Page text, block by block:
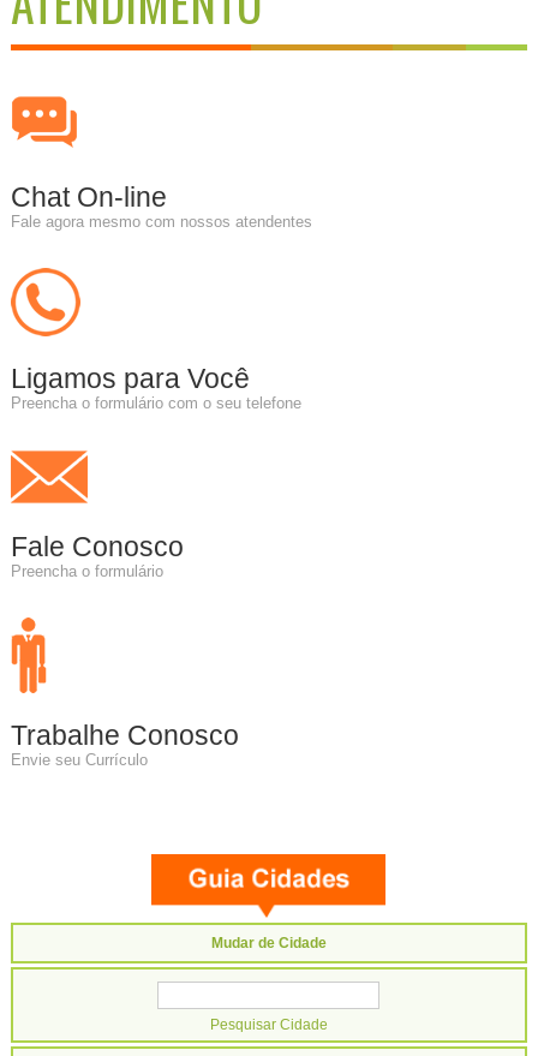
Chat On-line
Fale agora mesmo com nossos atendentes
Ligamos para Você
Preencha o formulário com o seu telefone
Fale Conosco
Preencha o formulário
Trabalhe Conosco
Envie seu Currículo
Mudar de Cidade